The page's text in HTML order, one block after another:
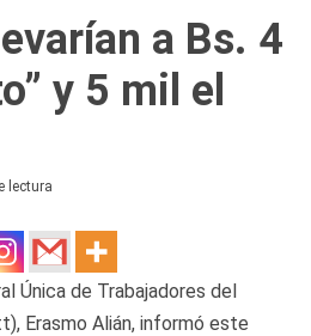
a Bs. 4
y 5 mil el
lectura
Única de Trabajadores del
Erasmo Alián, informó este